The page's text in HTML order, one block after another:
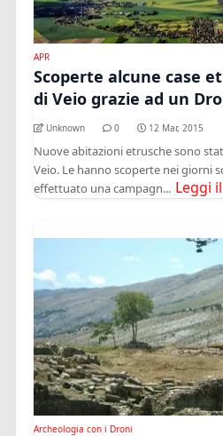
APR
Scoperte alcune case
di Veio grazie ad un
Unknown 0 12 Mar, 2015
Nuove abitazioni etrusche sono
Veio. Le hanno scoperte nei giorni
effettuato una campagn... Leggi
Archeologia con i Droni